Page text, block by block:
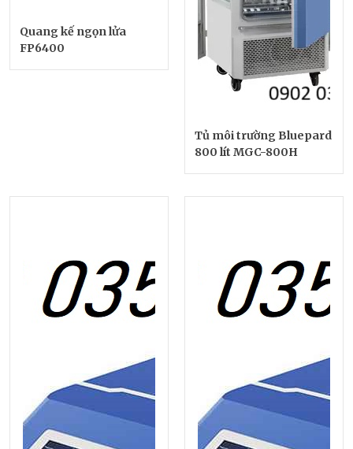
Quang kế ngọn lửa
FP6400
Tủ môi trường Bluepard
800 lít MGC-800H